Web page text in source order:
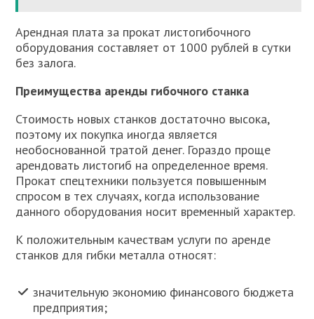
Арендная плата за прокат листогибочного
оборудования составляет от 1000 рублей в сутки
без залога.
Преимущества аренды гибочного станка
Стоимость новых станков достаточно высока,
поэтому их покупка иногда является
необоснованной тратой денег. Гораздо проще
арендовать листогиб на определенное время.
Прокат спецтехники пользуется повышенным
спросом в тех случаях, когда использование
данного оборудования носит временный характер.
К положительным качествам услуги по аренде
станков для гибки металла относят:
значительную экономию финансового бюджета
предприятия;